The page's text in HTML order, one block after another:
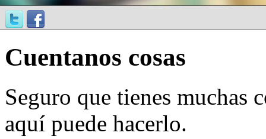
Cuentanos cosas
Seguro que tienes muchas
aquí puede hacerlo.